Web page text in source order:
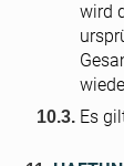
wird
Es